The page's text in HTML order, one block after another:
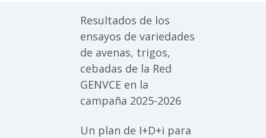
Resultados de los
ensayos de variedades
de avenas, trigos,
cebadas de la Red
GENVCE en la
campaña 2025-2026
Un plan de I+D+i para